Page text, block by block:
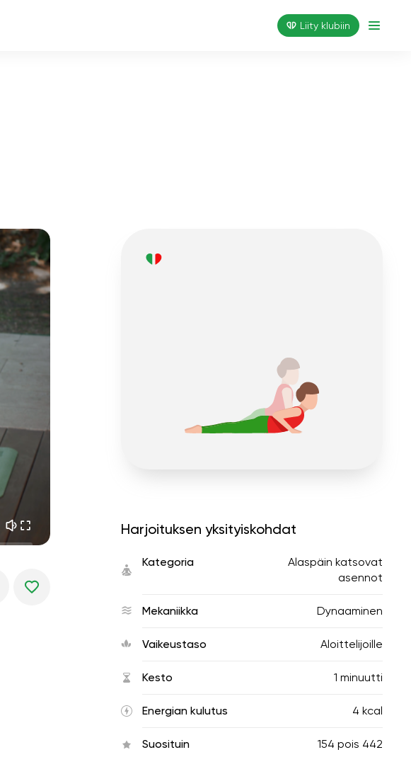
Liity klubiin
01:27
02:00
02:00
02:00
02:00
Harjoituksen yksityiskohdat
Kategoria
Alaspäin katsovat
asennot
Mekaniikka Dynaaminen
Vaikeustaso Aloittelijoille
Kesto 1 minuutti
Energian kulutus 4 kcal
Suosituin 154 pois 442